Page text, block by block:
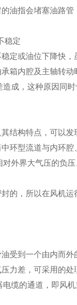
油指会堵塞油路
稳定
或油位下降快，
箱内腔及主轴转
，这种原因同时
构特点，可以发
环型流道与内环
外界大气压的负压
，所以在风机运
到一个由内而外
差，可采用的处
的通道，即风机